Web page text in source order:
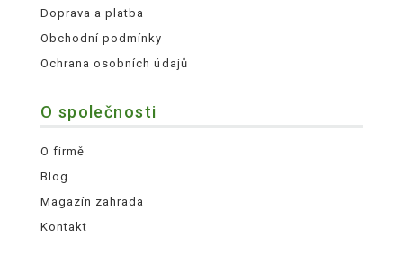
Doprava a platba
Obchodní podmínky
Ochrana osobních údajů
O společnosti
O firmě
Blog
Magazín zahrada
Kontakt